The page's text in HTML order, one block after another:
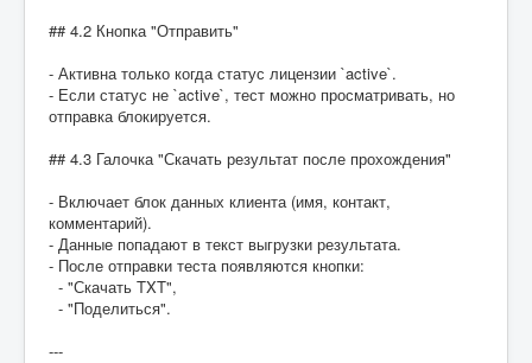
## 4.2 Кнопка "Отправить"
- Активна только когда статус лицензии `active`.
- Если статус не `active`, тест можно просматривать, но
отправка блокируется.
## 4.3 Галочка "Скачать результат после прохождения"
- Включает блок данных клиента (имя, контакт,
комментарий).
- Данные попадают в текст выгрузки результата.
- После отправки теста появляются кнопки:
- "Скачать TXT",
- "Поделиться".
---